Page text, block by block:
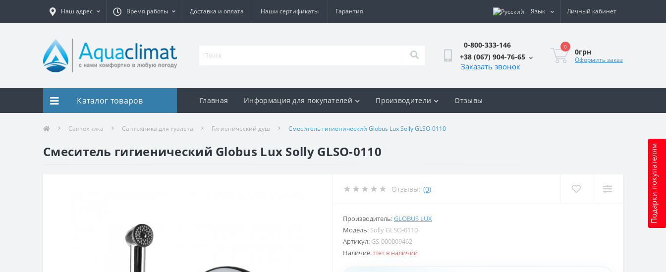
Наш адрес Время работы Доставка и оплата Наши сертификаты Гарантия Язык Личный кабинет
0-800-333-146
+38 (067) 904-76-65
Заказать звонок
0
0грн
Оформить заказ
Подарки покупателям
Каталог товаров Главная Информация для покупателей Производители Отзывы
Сантехника Сантехника для туалета Гигиенический душ Смеситель гигиенический Globus Lux Solly GLSO-0110
Смеситель гигиенический Globus Lux Solly GLSO-0110
Отзывы: (0)
Производитель:GLOBUS LUX
Модель: Solly GLSO-0110
Артикул: GS-000009462
Наличие: Нет в наличии